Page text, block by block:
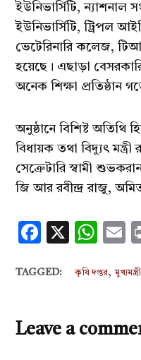
ইউনিভার্সিটি, ন্যাশনাল
ইউনিভার্সিটি, ট্রিপল
ভেটেরিনারি কলেজ,
হয়েছে। এছাড়া
অনেক শিক্ষা প্রতিষ্ঠান
অনুষ্ঠানে বিশিষ্ট অতিথি
বিধায়ক তথা বিদ্যুৎ
সেক্রেটারি স্বামী
জি আর রবীন্দ্র রাজু,
Facebook
X
TAGGED: কৃষি দপ্তর,
Leave a